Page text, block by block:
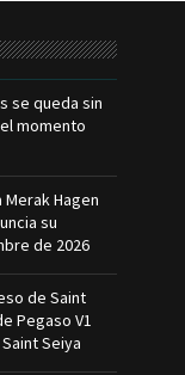
se queda sin
momento
Merak Hagen
su
de 2026
de Saint
Pegaso V1
Seiya